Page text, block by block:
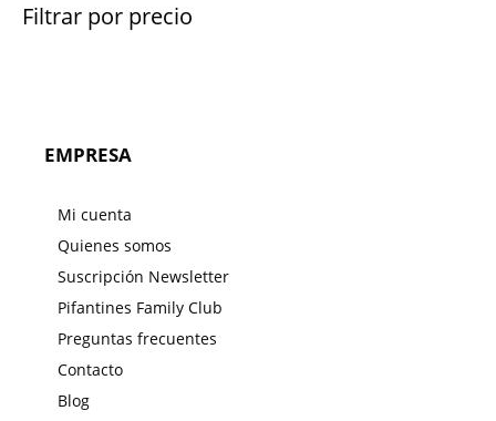
Filtrar por precio
EMPRESA
Mi cuenta
Quienes somos
Suscripción Newsletter
Pifantines Family Club
Preguntas frecuentes
Contacto
Blog